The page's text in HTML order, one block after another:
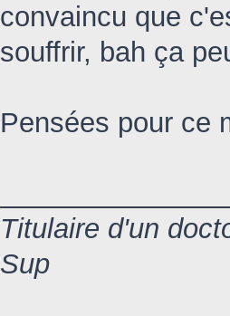
convaincu que
souffrir, bah ça
Pensées pour ce
Titulaire d'un
Sup